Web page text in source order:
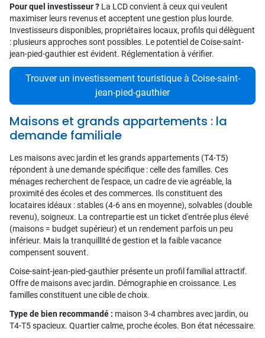
Pour quel investisseur ? La LCD convient à ceux qui veulent
maximiser leurs revenus et acceptent une gestion plus lourde.
Investisseurs disponibles, propriétaires locaux, profils qui délèguent
: plusieurs approches sont possibles. Le potentiel de Coise-saint-
jean-pied-gauthier est évident. Réglementation à vérifier.
Trouver un investissement touristique à Coise-saint-
jean-pied-gauthier
Maisons et grands appartements : la
demande familiale
Les maisons avec jardin et les grands appartements (T4-T5)
répondent à une demande spécifique : celle des familles. Ces
ménages recherchent de l'espace, un cadre de vie agréable, la
proximité des écoles et des commerces. Ils constituent des
locataires idéaux : stables (4-6 ans en moyenne), solvables (double
revenu), soigneux. La contrepartie est un ticket d'entrée plus élevé
(maisons = budget supérieur) et un rendement parfois un peu
inférieur. Mais la tranquillité de gestion et la faible vacance
compensent souvent.
Coise-saint-jean-pied-gauthier présente un profil familial attractif.
Offre de maisons avec jardin. Démographie en croissance. Les
familles constituent une cible de choix.
Type de bien recommandé : maison 3-4 chambres avec jardin, ou
T4-T5 spacieux. Quartier calme, proche écoles. Bon état nécessaire.